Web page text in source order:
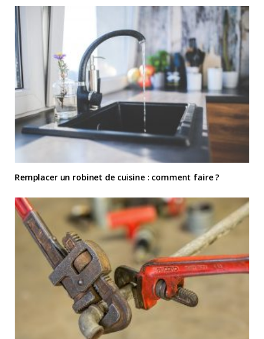
Remplacer un robinet de cuisine : comment faire ?